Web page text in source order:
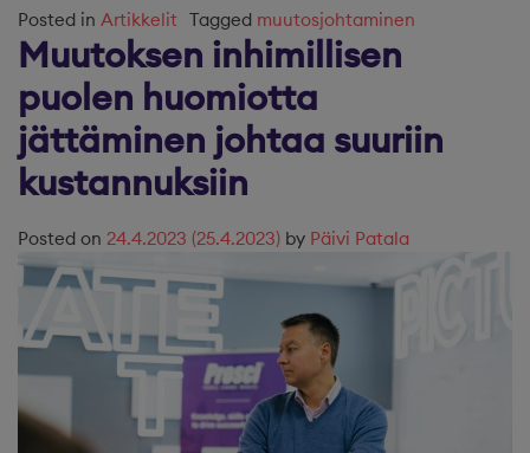
Posted in Artikkelit Tagged muutosjohtaminen
Muutoksen inhimillisen
puolen huomiotta
jättäminen johtaa suuriin
kustannuksiin
Posted on 24.4.2023 (25.4.2023) by Päivi Patala